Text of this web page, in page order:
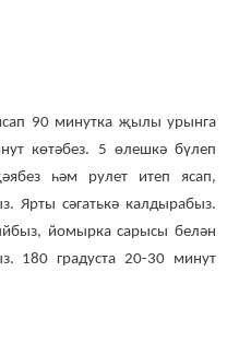
90 минутка җылы урынга
көтәбез. 5 өлешкә бүлеп
һәм рулет итеп ясап,
Ярты сәгатькә калдырабыз.
йомырка сарысы белән
180 градуста 20-30 минут